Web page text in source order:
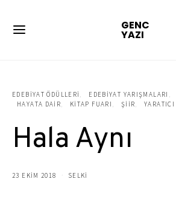
GENC
YAZI
EDEBIYAT ÖDÜLLERI EDEBIYAT YARIŞMALARI
HAYATA DAIR
KITAP FUARI ŞIIR
Hala Aynı
23 EKIM 2018 SELKI